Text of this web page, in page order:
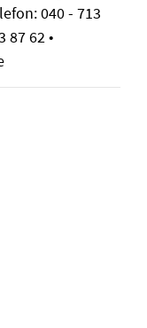
040 - 713
87 62 •